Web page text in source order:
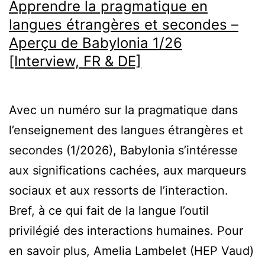
Apprendre la pragmatique en
langues étrangères et secondes –
Aperçu de Babylonia 1/26
[Interview, FR & DE]
Avec un numéro sur la pragmatique dans
l’enseignement des langues étrangères et
secondes (1/2026), Babylonia s’intéresse
aux significations cachées, aux marqueurs
sociaux et aux ressorts de l’interaction.
Bref, à ce qui fait de la langue l’outil
privilégié des interactions humaines. Pour
en savoir plus, Amelia Lambelet (HEP Vaud)